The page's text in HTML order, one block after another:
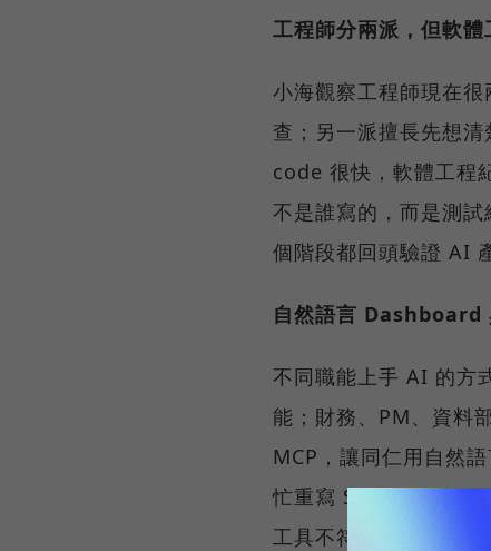
工程師分兩派，但軟
小海觀察工程師現在
查；另一派擅長先想
code 很快，軟體工程
不是誰寫的，而是測
個階段都回頭驗證 AI
自然語言 Dashboard
不同職能上手 AI 的方
能；財務、PM、資料
MCP，讓同仁用自然
忙重寫 SQL，幾秒完
工具不符需求，自己